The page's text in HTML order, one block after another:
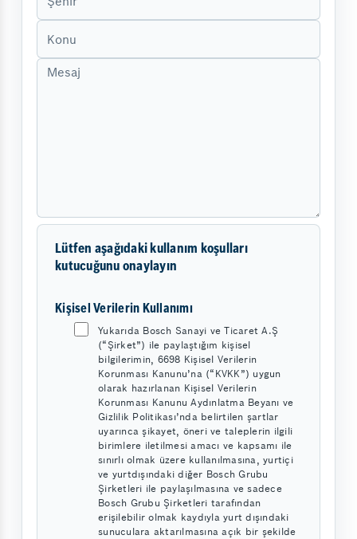
Lütfen aşağıdaki kullanım koşulları
kutucuğunu onaylayın
Kişisel Verilerin Kullanımı
Yukarıda Bosch Sanayi ve Ticaret A.Ş
(“Şirket”) ile paylaştığım kişisel
bilgilerimin, 6698 Kişisel Verilerin
Korunması Kanunu’na (“KVKK”) uygun
olarak hazırlanan Kişisel Verilerin
Korunması Kanunu Aydınlatma Beyanı ve
Gizlilik Politikası’nda belirtilen şartlar
uyarınca şikayet, öneri ve taleplerin ilgili
birimlere iletilmesi amacı ve kapsamı ile
sınırlı olmak üzere kullanılmasına, yurtiçi
ve yurtdışındaki diğer Bosch Grubu
Şirketleri ile paylaşılmasına ve sadece
Bosch Grubu Şirketleri tarafından
erişilebilir olmak kaydıyla yurt dışındaki
sunuculara aktarılmasına açık bir şekilde